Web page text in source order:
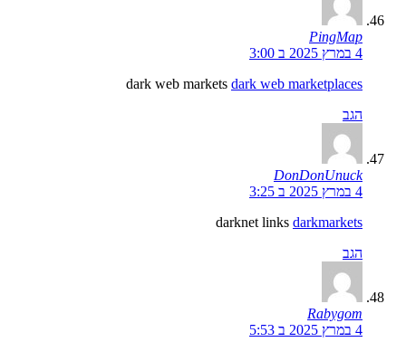
PingMap
4 במרץ 2025 ב 3:00
dark web markets dark web marketplaces
הגב
DonDonUnuck
4 במרץ 2025 ב 3:25
darknet links darkmarkets
הגב
Rabygom
4 במרץ 2025 ב 5:53